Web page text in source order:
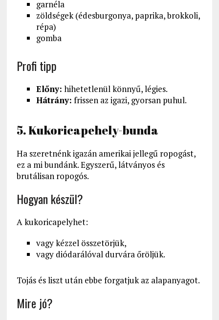
garnéla
zöldségek (édesburgonya, paprika, brokkoli,
répa)
gomba
Profi tipp
Előny: hihetetlenül könnyű, légies.
Hátrány: frissen az igazi, gyorsan puhul.
5. Kukoricapehely-bunda
Ha szeretnénk igazán amerikai jellegű ropogást,
ez a mi bundánk. Egyszerű, látványos és
brutálisan ropogós.
Hogyan készül?
A kukoricapelyhet:
vagy kézzel összetörjük,
vagy diódarálóval durvára őröljük.
Tojás és liszt után ebbe forgatjuk az alapanyagot.
Mire jó?